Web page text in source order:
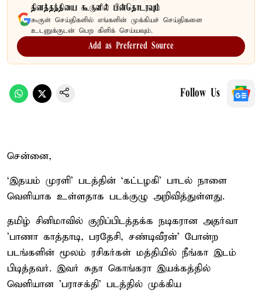
தினத்தந்தியை கூகுளில் பின்தொடரவும்
கூகுள் செய்திகளில் எங்களின் முக்கியச் செய்திகளை
உடனுக்குடன் பெற கிளிக் செய்யவும்.
Add as Preferred Source
Follow Us
சென்னை,
‘இதயம் முரளி’ படத்தின் ‘கட்டழகி’ பாடல் நாளை
வெளியாக உள்ளதாக படக்குழு அறிவித்துள்ளது.
தமிழ் சினிமாவில் குறிப்பிடத்தக்க நடிகரான அதர்வா
'பாணா காத்தாடி, பரதேசி, சண்டிவீரன்' போன்ற
படங்களின் மூலம் ரசிகர்கள் மத்தியில் நீங்கா இடம்
பிடித்தவர். இவர் சுதா கொங்கரா இயக்கத்தில்
வெளியான 'பராசக்தி' படத்தில் முக்கிய